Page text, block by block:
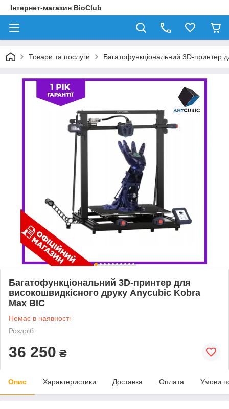
Інтернет-магазин BioClub
Товари та послуги Багатофункціональний 3D-принтер
Багатофункціональний 3D-принтер для
високошвидкісного друку Anycubic Kobra
Max BIC
Немає в наявності
Роздріб
36 250 ₴
Опис Характеристики Доставка Оплата Умови